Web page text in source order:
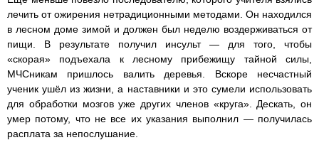
лечить от ожирения нетрадиционными методами. Он находился
в лесном доме зимой и должен был неделю воздерживаться от
пищи. В результате получил инсульт — для того, чтобы
«скорая» подъехала к лесному прибежищу тайной силы,
МЧСникам пришлось валить деревья. Вскоре несчастный
ученик ушёл из жизни, а наставники и это сумели использовать
для обработки мозгов уже других членов «круга». Дескать, он
умер потому, что не все их указания выполнил — получилась
расплата за непослушание.